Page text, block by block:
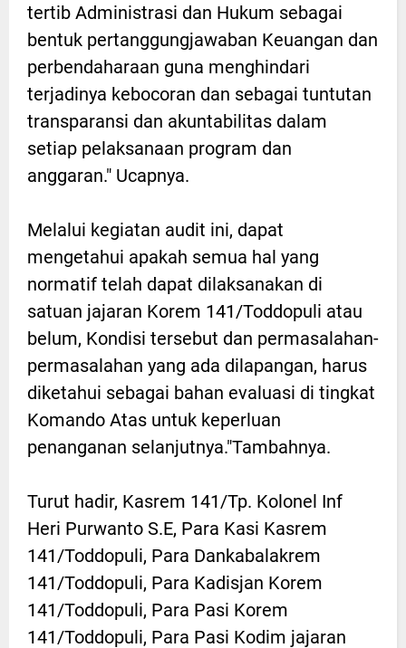
tertib Administrasi dan Hukum sebagai
bentuk pertanggungjawaban Keuangan dan
perbendaharaan guna menghindari
terjadinya kebocoran dan sebagai tuntutan
transparansi dan akuntabilitas dalam
setiap pelaksanaan program dan
anggaran." Ucapnya.
Melalui kegiatan audit ini, dapat
mengetahui apakah semua hal yang
normatif telah dapat dilaksanakan di
satuan jajaran Korem 141/Toddopuli atau
belum, Kondisi tersebut dan permasalahan-
permasalahan yang ada dilapangan, harus
diketahui sebagai bahan evaluasi di tingkat
Komando Atas untuk keperluan
penanganan selanjutnya."Tambahnya.
Turut hadir, Kasrem 141/Tp. Kolonel Inf
Heri Purwanto S.E, Para Kasi Kasrem
141/Toddopuli, Para Dankabalakrem
141/Toddopuli, Para Kadisjan Korem
141/Toddopuli, Para Pasi Korem
141/Toddopuli, Para Pasi Kodim jajaran